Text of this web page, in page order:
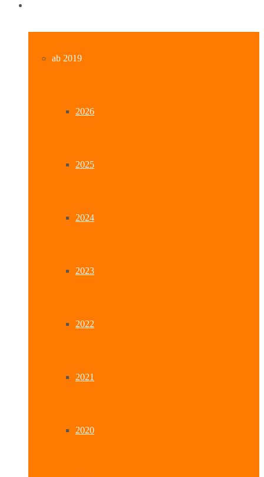
ab 2019
2026
2025
2024
2023
2022
2021
2020